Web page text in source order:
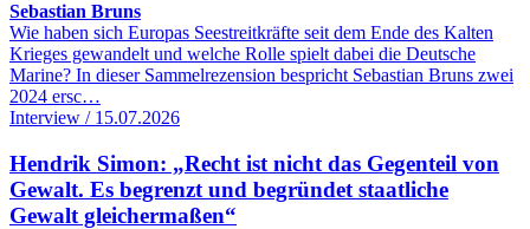
Sebastian Bruns
Wie haben sich Europas Seestreitkräfte seit dem Ende des Kalten
Krieges gewandelt und welche Rolle spielt dabei die Deutsche
Marine? In dieser Sammelrezension bespricht Sebastian Bruns zwei
2024 ersc…
Interview / 15.07.2026
Hendrik Simon: „Recht ist nicht das Gegenteil von
Gewalt. Es begrenzt und begründet staatliche
Gewalt gleichermaßen“